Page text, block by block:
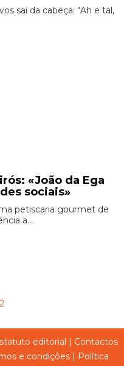
sai da cabeça: “Ah e tal,
«João da Ega
sociais»
petiscaria gourmet de
a...
editorial | Contactos
e condições | Política